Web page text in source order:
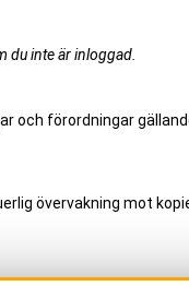
du inte är inloggad.
och förordningar
övervakning mot